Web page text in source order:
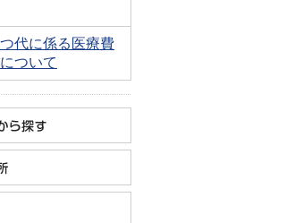
代に係る医療費
ついて